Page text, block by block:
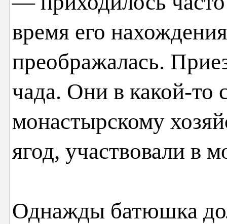
время его
преображалась.
чада. Они в какой-то
монастырскому
ягод, участвовали в
Однажды батюшка